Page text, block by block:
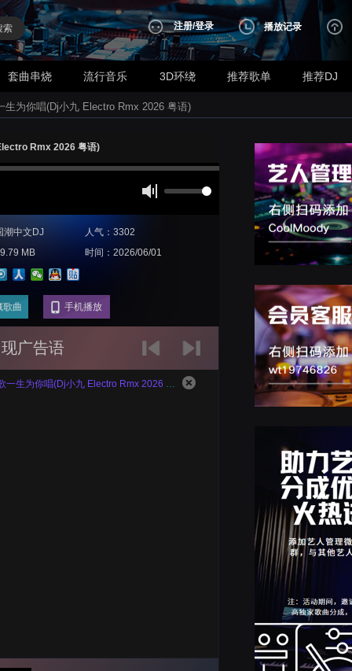
索 注册/登录 播放记录
套曲串烧 流行音乐 3D环绕 推荐歌单 推荐DJ
生为你唱(Dj小九 Electro Rmx 2026 粤语)
Rmx 2026 粤语)
潮中文DJ
人气：3302
MB
时间：2026/06/01
歌曲 手机播放
广告语
【电音阁独家】段千寻 - 情歌一生为你唱(Dj小九 Electro Rmx 2026 粤语)